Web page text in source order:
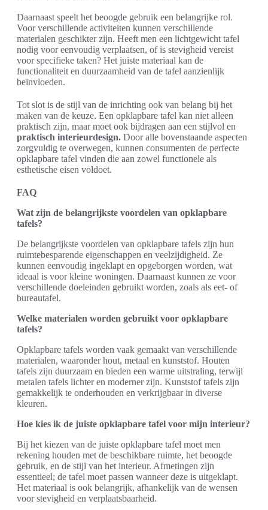
Daarnaast speelt het beoogde gebruik een belangrijke rol.
Voor verschillende activiteiten kunnen verschillende
materialen geschikter zijn. Heeft men een lichtgewicht tafel
nodig voor eenvoudig verplaatsen, of is stevigheid vereist
voor specifieke taken? Het juiste materiaal kan de
functionaliteit en duurzaamheid van de tafel aanzienlijk
beïnvloeden.
Tot slot is de stijl van de inrichting ook van belang bij het
maken van de keuze. Een opklapbare tafel kan niet alleen
praktisch zijn, maar moet ook bijdragen aan een stijlvol en
praktisch interieurdesign. Door alle bovenstaande aspecten
zorgvuldig te overwegen, kunnen consumenten de perfecte
opklapbare tafel vinden die aan zowel functionele als
esthetische eisen voldoet.
FAQ
Wat zijn de belangrijkste voordelen van opklapbare
tafels?
De belangrijkste voordelen van opklapbare tafels zijn hun
ruimtebesparende eigenschappen en veelzijdigheid. Ze
kunnen eenvoudig ingeklapt en opgeborgen worden, wat
ideaal is voor kleine woningen. Daarnaast kunnen ze voor
verschillende doeleinden gebruikt worden, zoals als eet- of
bureautafel.
Welke materialen worden gebruikt voor opklapbare
tafels?
Opklapbare tafels worden vaak gemaakt van verschillende
materialen, waaronder hout, metaal en kunststof. Houten
tafels zijn duurzaam en bieden een warme uitstraling, terwijl
metalen tafels lichter en moderner zijn. Kunststof tafels zijn
gemakkelijk te onderhouden en verkrijgbaar in diverse
kleuren.
Hoe kies ik de juiste opklapbare tafel voor mijn interieur?
Bij het kiezen van de juiste opklapbare tafel moet men
rekening houden met de beschikbare ruimte, het beoogde
gebruik, en de stijl van het interieur. Afmetingen zijn
essentieel; de tafel moet passen wanneer deze is uitgeklapt.
Het materiaal is ook belangrijk, afhankelijk van de wensen
voor stevigheid en verplaatsbaarheid.